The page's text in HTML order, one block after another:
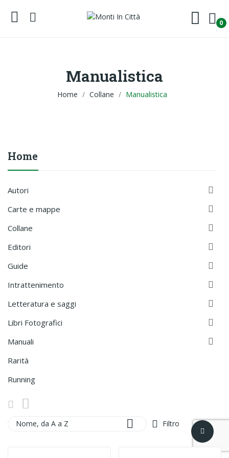
0
Manualistica
Home Collane Manualistica
Home
Autori

Carte e mappe

Collane

Editori

Guide

Intrattenimento

Letteratura e saggi

Libri Fotografici

Manuali

Rarità
Running
Nome, da A a Z  Filtro